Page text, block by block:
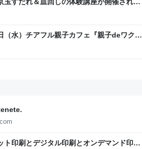
（水）チアフル親子カフェ『親子deワクワ
催されます！ - 西宮さんぽ ご近所情報
印刷とデジタル印刷とオンデマンド印刷